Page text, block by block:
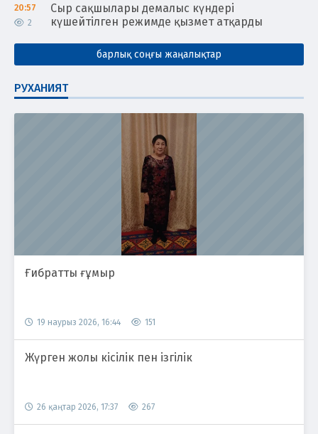
20:57
2
Сыр сақшылары демалыс күндері
күшейтілген режимде қызмет атқарды
барлық соңғы жаңалықтар
РУХАНИЯТ
Ғибратты ғұмыр
19 наурыз 2026, 16:44 151
Жүрген жолы кісілік пен ізгілік
26 қаңтар 2026, 17:37 267